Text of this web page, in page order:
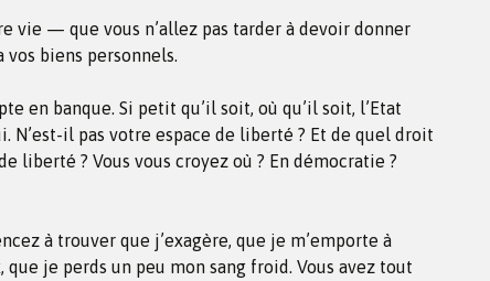
vie — que vous n’allez pas tarder à devoir donner
biens personnels.
en banque. Si petit qu’il soit, où qu’il soit, l’Etat
N’est-il pas votre espace de liberté ? Et de quel droit
liberté ? Vous vous croyez où ? En démocratie ?
à trouver que j’exagère, que je m’emporte à
que je perds un peu mon sang froid. Vous avez tout